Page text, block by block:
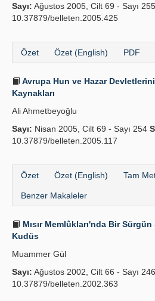
Sayı: Ağustos 2005, Cilt 69 - Sayı 255
10.37879/belleten.2005.425
Özet Özet (English) PDF
Avrupa Hun ve Hazar
Kaynakları
Ali Ahmetbeyoğlu
Sayı: Nisan 2005, Cilt 69 - Sayı 254
10.37879/belleten.2005.117
Özet Özet (English) Tam
Benzer Makaleler
Mısır Memlûkları'nda Bir
Kudüs
Muammer Gül
Sayı: Ağustos 2002, Cilt 66 - Sayı 246
10.37879/belleten.2002.363